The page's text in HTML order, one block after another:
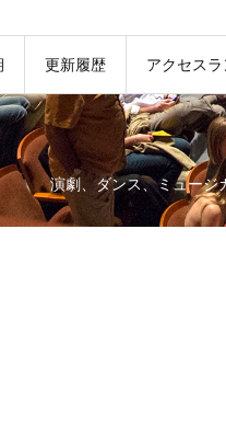
更新履歴 アクセス
演劇、ダンス、ミュージ